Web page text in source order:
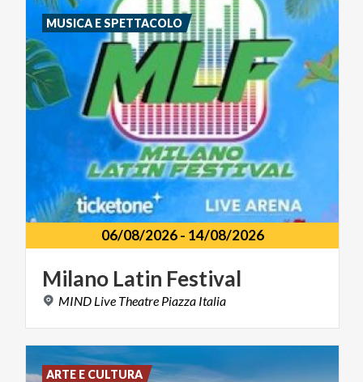
06/08/2026- 14/08/2026
Milano Latin Festival
MIND Live Theatre Piazza Italia
MUSICA E SPETTACOLO
ARTE E CULTURA